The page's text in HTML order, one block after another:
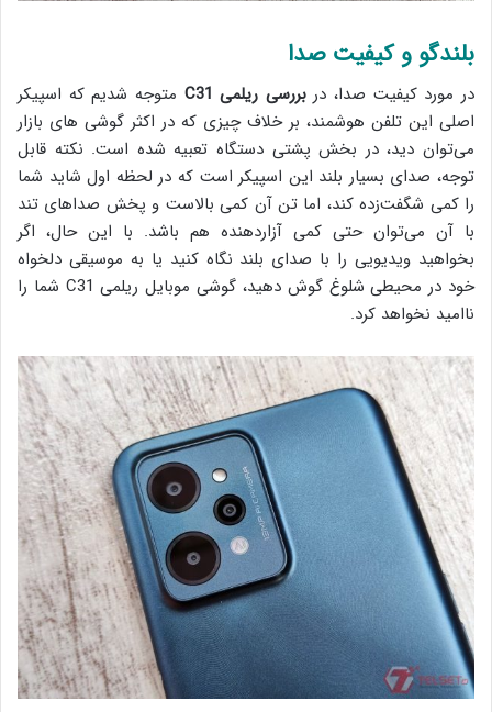
بلندگو و کیفیت صدا
در مورد کیفیت صدا، دربررسی ریلمی C31
متوجه شدیم که اسپیکر
اصلی این تلفن هوشمند، بر خلاف چیزی که در اکثر گوشی های بازار
می‌توان دید، در بخش پشتی دستگاه تعبیه شده است. نکته قابل
توجه، صدای بسیار بلند این اسپیکر است که در لحظه اول شاید شما
را کمی شگفت‌زده کند، اما تن آن کمی بالاست و پخش صداهای تند
با آن می‌توان حتی کمی آزاردهنده هم باشد. با این حال، اگر
بخواهید ویدیویی را با صدای بلند نگاه کنید یا به موسیقی دلخواه
خود در محیطی شلوغ گوش دهید، گوشی موبایل ریلمی C31 شما را
ناامید نخواهد کرد.